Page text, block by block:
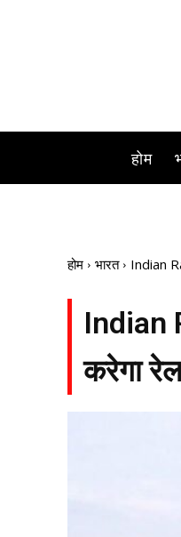
होम
होम भारत Indian
Indian
करेगा